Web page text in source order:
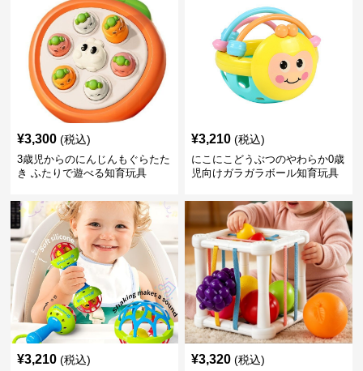
¥3,300 (税込)
3歳児からのにんじんもぐらたた
き ふたりで遊べる知育玩具
¥3,210 (税込)
にこにこどうぶつのやわらか0歳
児向けガラガラボール知育玩具
¥3,210 (税込) ¥3,320 (税込)